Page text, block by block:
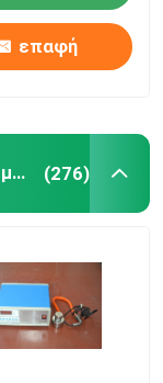
επαφή
πιεζοηλεκτρικός υπερηχητικός μετατροπέας (276)